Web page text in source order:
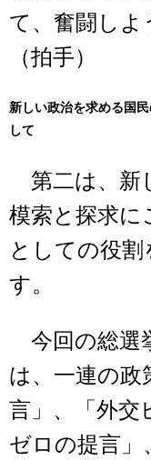
て、奮闘しよ
（拍手）
新しい政治を求める国
して
第二は、新
模索と探求に
としての役
す。
今回の総選
は、一連の
言」、「外交
ゼロの提言」